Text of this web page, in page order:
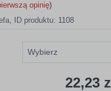
opinię)
, ID produktu: 1108
22,23